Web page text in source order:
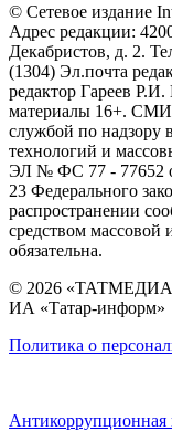
© Сетевое издание
Адрес редакции:
Декабристов, д. 2.
(1304) Эл.почта
редактор Гареев
материалы 16+. СМИ
службой по надзору
технологий и
ЭЛ № ФС 77 - 77652
23 Федерального
распространении
средством массовой
обязательна.
© 2026
ИА «Татар-информ»
Политика о
Антикоррупционная